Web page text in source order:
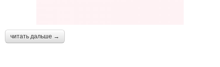
читать дальше →